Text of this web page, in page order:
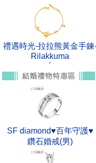
禮遇時光-拉拉熊黃金手鍊
Rilakkuma
SF diamond♥百年守護♥
鑽石婚戒(男)